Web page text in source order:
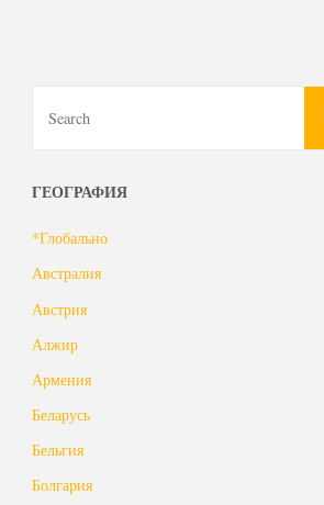
ГЕОГРАФИЯ
*Глобально
Австралия
Австрия
Алжир
Армения
Беларусь
Бельгия
Болгария